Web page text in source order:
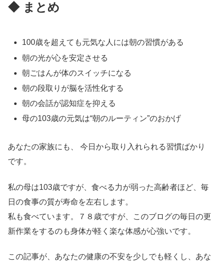
◆ まとめ
100歳を超えても元気な人には朝の習慣がある
朝の光が心を安定させる
朝ごはんが体のスイッチになる
朝の段取りが脳を活性化する
朝の会話が認知症を抑える
母の103歳の元気は“朝のルーティン”のおかげ
あなたの家族にも、 今日から取り入れられる習慣ばかり
です。
私の母は103歳ですが、食べる力が弱った高齢者ほど、毎
日の食事の質が寿命を左右します。
私も食べています。７８歳ですが、このブログの毎日の更
新作業をするのも身体が軽く楽な体感が心強いです。
この記事が、あなたの健康の不安を少しでも軽くし、あな